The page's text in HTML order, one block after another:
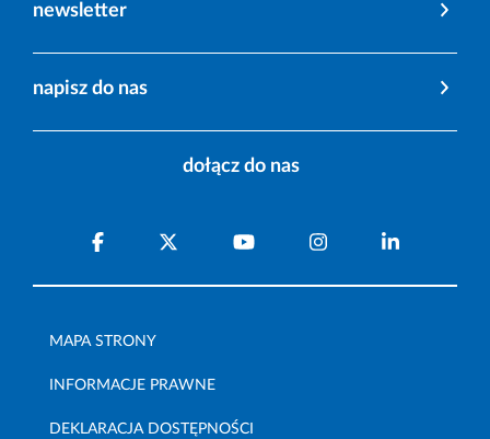
newsletter
napisz do nas
dołącz do nas
MAPA STRONY
INFORMACJE PRAWNE
DEKLARACJA DOSTĘPNOŚCI